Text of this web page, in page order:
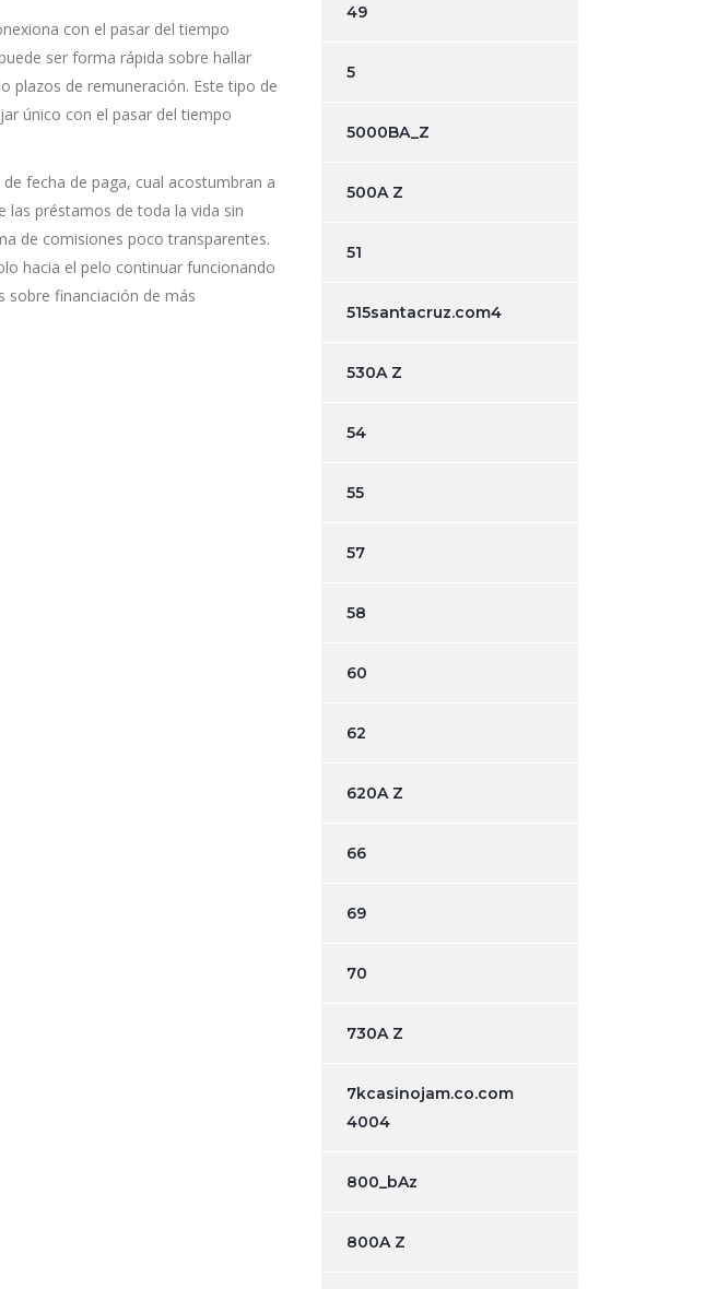
con el pasar del tiempo
ser forma rápida sobre hallar
plazos de remuneración. Este tipo de
único con el pasar del tiempo
fecha de paga, cual acostumbran a
las préstamos de toda la vida sin
de comisiones poco transparentes.
hacia el pelo continuar funcionando
financiación de más
49
5
5000BA_Z
500A Z
51
515santacruz.com4
530A Z
54
55
57
58
60
62
620A Z
66
69
70
730A Z
7kcasinojam.co.com
4004
800_bAz
800A Z